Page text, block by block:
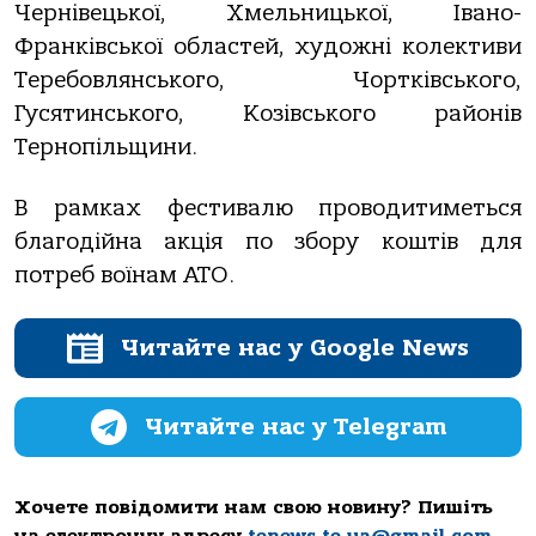
Чернівецької, Хмельницької, Івано-
Франківської областей, художні колективи
Теребовлянського, Чортківського,
Гусятинського, Козівського районів
Тернопільщини.
В рамках фестивалю проводитиметься
благодійна акція по збору коштів для
потреб воїнам АТО.
Читайте нас у Google News
Читайте нас у Telegram
Хочете повідомити нам свою новину? Пишіть